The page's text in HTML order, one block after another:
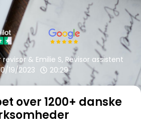
revisor & Emilie S, Revisor assistent
19/2023
20:29
over 1200+ danske